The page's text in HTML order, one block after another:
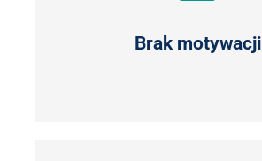
Brak motywacji